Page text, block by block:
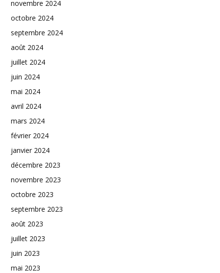
novembre 2024
octobre 2024
septembre 2024
août 2024
juillet 2024
juin 2024
mai 2024
avril 2024
mars 2024
février 2024
janvier 2024
décembre 2023
novembre 2023
octobre 2023
septembre 2023
août 2023
juillet 2023
juin 2023
mai 2023